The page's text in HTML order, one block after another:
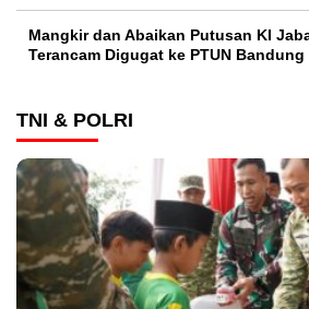
Mangkir dan Abaikan Putusan KI
Terancam Digugat ke PTUN Bandung
TNI & POLRI